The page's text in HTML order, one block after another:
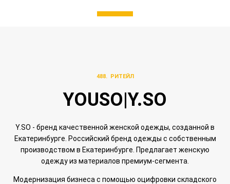
488. РИТЕЙЛ
YOUSO|Y.SO
Y.SO - бренд качественной женской одежды, созданной в
Екатеринбурге. Российский бренд одежды с собственным
производством в Екатеринбурге. Предлагает женскую
одежду из материалов премиум-сегмента.
Модернизация бизнеса с помощью оцифровки складского